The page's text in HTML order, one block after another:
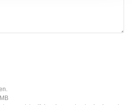
belemmeren die
via het cookie-instellingen
privacyverklaring en
informatie hierover